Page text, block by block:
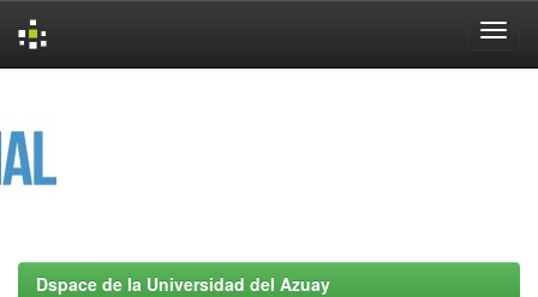
Dspace de la Universidad del Azuay